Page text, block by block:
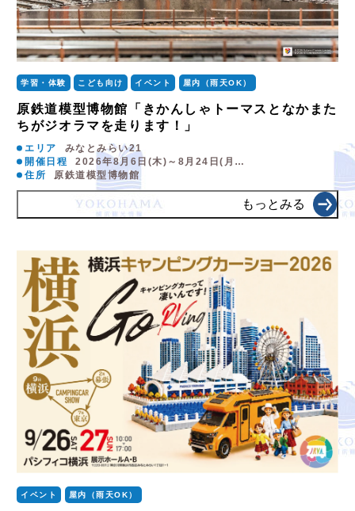
学習・体験 こども向け イベント 屋内（雨天OK）
原鉄道模型博物館「きかんしゃトーマスとなかまた
ちがジオラマを走ります！」
エリア
みなとみらい21
開催日程
2026年8月6日(木)～8月24日(月…
住所
原鉄道模型博物館
もっとみる
イベント 屋内（雨天OK）